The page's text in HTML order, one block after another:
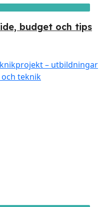
budget och tips